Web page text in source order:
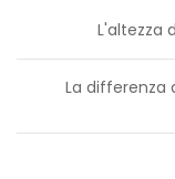
L'altezza
La differenza